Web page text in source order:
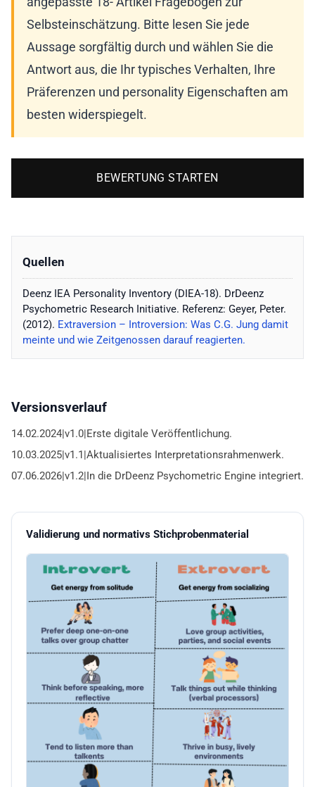
Selbsteinschätzung. Bitte lesen Sie jede
Aussage sorgfältig durch und wählen Sie die
Antwort aus, die Ihr typisches Verhalten, Ihre
Präferenzen und personality Eigenschaften am
besten widerspiegelt.
BEWERTUNG STARTEN
Quellen
Deenz IEA Personality Inventory (DIEA-18). DrDeenz
Psychometric Research Initiative. Referenz: Geyer, Peter.
(2012). Extraversion – Introversion: Was C.G. Jung damit
meinte und wie Zeitgenossen darauf reagierten.
Versionsverlauf
14.02.2024|v1.0|Erste digitale Veröffentlichung.
10.03.2025|v1.1|Aktualisiertes Interpretationsrahmenwerk.
07.06.2026|v1.2|In die DrDeenz Psychometric Engine integriert.
Validierung und normativs Stichprobenmaterial